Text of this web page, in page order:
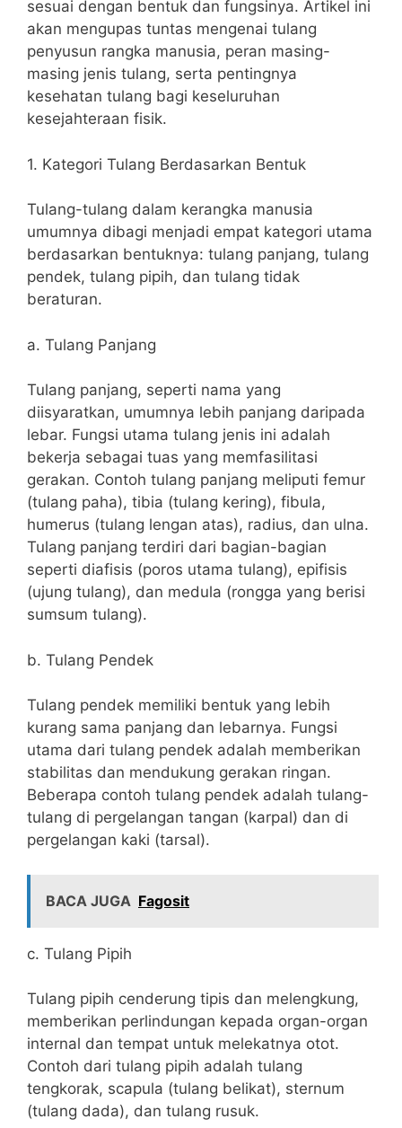
sesuai dengan bentuk dan fungsinya. Artikel ini
akan mengupas tuntas mengenai tulang
penyusun rangka manusia, peran masing-
masing jenis tulang, serta pentingnya
kesehatan tulang bagi keseluruhan
kesejahteraan fisik.
1. Kategori Tulang Berdasarkan Bentuk
Tulang-tulang dalam kerangka manusia
umumnya dibagi menjadi empat kategori utama
berdasarkan bentuknya: tulang panjang, tulang
pendek, tulang pipih, dan tulang tidak
beraturan.
a. Tulang Panjang
Tulang panjang, seperti nama yang
diisyaratkan, umumnya lebih panjang daripada
lebar. Fungsi utama tulang jenis ini adalah
bekerja sebagai tuas yang memfasilitasi
gerakan. Contoh tulang panjang meliputi femur
(tulang paha), tibia (tulang kering), fibula,
humerus (tulang lengan atas), radius, dan ulna.
Tulang panjang terdiri dari bagian-bagian
seperti diafisis (poros utama tulang), epifisis
(ujung tulang), dan medula (rongga yang berisi
sumsum tulang).
b. Tulang Pendek
Tulang pendek memiliki bentuk yang lebih
kurang sama panjang dan lebarnya. Fungsi
utama dari tulang pendek adalah memberikan
stabilitas dan mendukung gerakan ringan.
Beberapa contoh tulang pendek adalah tulang-
tulang di pergelangan tangan (karpal) dan di
pergelangan kaki (tarsal).
BACA JUGA Fagosit
c. Tulang Pipih
Tulang pipih cenderung tipis dan melengkung,
memberikan perlindungan kepada organ-organ
internal dan tempat untuk melekatnya otot.
Contoh dari tulang pipih adalah tulang
tengkorak, scapula (tulang belikat), sternum
(tulang dada), dan tulang rusuk.